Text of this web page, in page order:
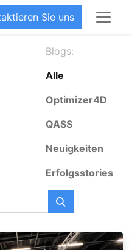
Sie uns
Blogs:
Alle
Optimizer4D
QASS
Neuigkeiten
Erfolgsstories